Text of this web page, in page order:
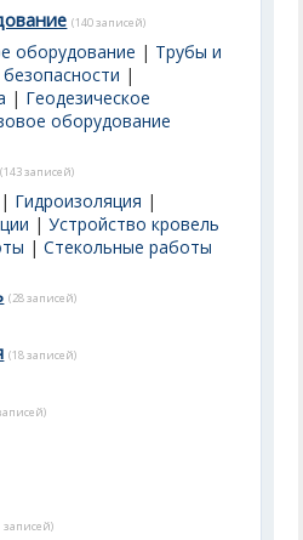
(140 записей)
оборудование | Трубы и
|
| Геодезическое
оборудование
(143 записей)
| Гидроизоляция |
|Устройство кровель
|Стекольные работы
(28 записей)
(18 записей)
записей)